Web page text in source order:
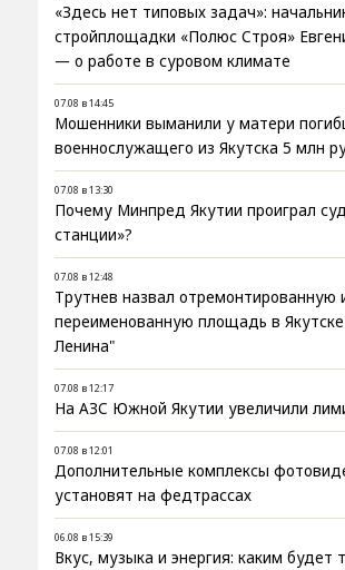
«Здесь нет типовых задач»:
стройплощадки «Полюс Строя»
— о работе в суровом климате
07.08 в 14:45
Мошенники выманили у матери
военнослужащего из Якутска 5 млн
07.08 в 13:30
Почему Минпред Якутии проиграл
станции»?
07.08 в 12:48
Трутнев назвал отремонтированную
переименованную площадь в
Ленина"
07.08 в 12:17
На АЗС Южной Якутии увеличили
07.08 в 12:01
Дополнительные комплексы
установят на федтрассах
06.08 в 15:39
Вкус, музыка и энергия: каким будет